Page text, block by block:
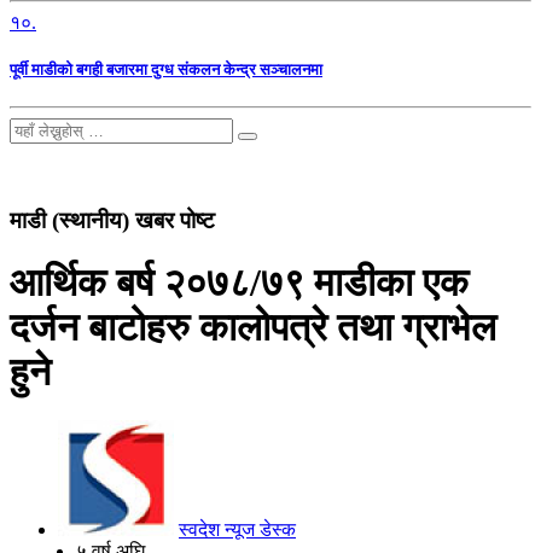
१०.
पूर्वी माडीको बगही बजारमा दुग्ध संकलन केन्द्र सञ्चालनमा
माडी (स्थानीय) खबर पोष्ट
आर्थिक बर्ष २०७८/७९ माडीका एक
दर्जन बाटोहरु कालोपत्रे तथा ग्राभेल
हुने
स्वदेश न्यूज डेस्क